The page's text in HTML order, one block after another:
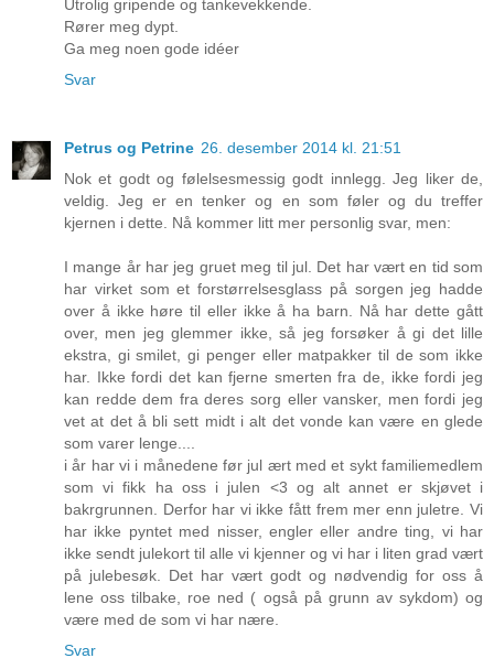
Utrolig gripende og tankevekkende.
Rører meg dypt.
Ga meg noen gode idéer
Svar
Petrus og Petrine 26. desember 2014 kl. 21:51
Nok et godt og følelsesmessig godt innlegg. Jeg liker de,
veldig. Jeg er en tenker og en som føler og du treffer
kjernen i dette. Nå kommer litt mer personlig svar, men:
I mange år har jeg gruet meg til jul. Det har vært en tid som
har virket som et forstørrelsesglass på sorgen jeg hadde
over å ikke høre til eller ikke å ha barn. Nå har dette gått
over, men jeg glemmer ikke, så jeg forsøker å gi det lille
ekstra, gi smilet, gi penger eller matpakker til de som ikke
har. Ikke fordi det kan fjerne smerten fra de, ikke fordi jeg
kan redde dem fra deres sorg eller vansker, men fordi jeg
vet at det å bli sett midt i alt det vonde kan være en glede
som varer lenge....
i år har vi i månedene før jul ært med et sykt familiemedlem
som vi fikk ha oss i julen <3 og alt annet er skjøvet i
bakrgrunnen. Derfor har vi ikke fått frem mer enn juletre. Vi
har ikke pyntet med nisser, engler eller andre ting, vi har
ikke sendt julekort til alle vi kjenner og vi har i liten grad vært
på julebesøk. Det har vært godt og nødvendig for oss å
lene oss tilbake, roe ned ( også på grunn av sykdom) og
være med de som vi har nære.
Svar